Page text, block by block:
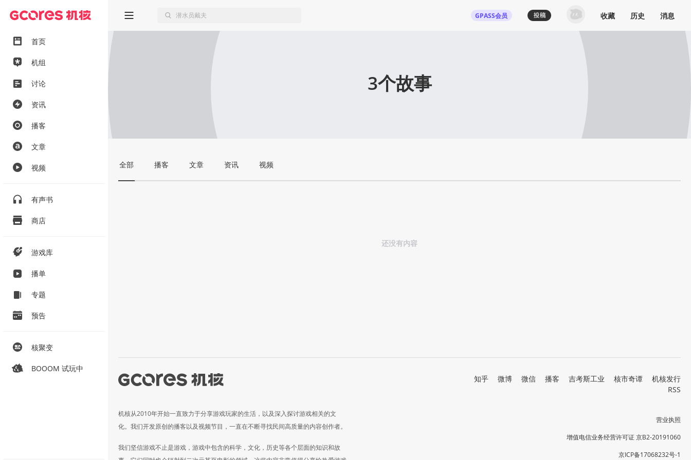
首页
机组
讨论
资讯
播客
文章
视频
有声书
商店
游戏库
播单
专题
预告
核聚变
BOOOM 试玩中
GPASS会员 收藏 历史 消息
3个故事
全部 播客 文章 资讯 视频
还没有内容
机核从2010年开始一直致力于分享游戏玩家的生活，以及深入探讨游戏相关的文
化。我们开发原创的播客以及视频节目，一直在不断寻找民间高质量的内容创作者。
我们坚信游戏不止是游戏，游戏中包含的科学，文化，历史等各个层面的知识和故
知乎 微博 微信 播客 吉考斯工业 核市奇谭
机核发行
RSS
营业执照
增值电信业务经营许可证 京B2-20191060
京ICP备17068232号-1